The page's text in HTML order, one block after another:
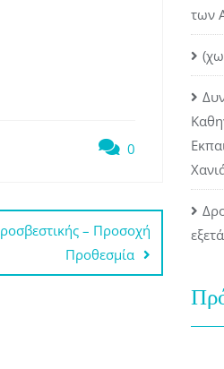
0
– Προσοχή
Προθεσμία
των